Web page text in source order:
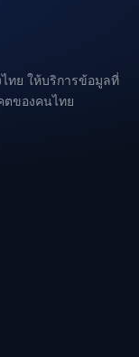
ทย ให้บริการข้อมูลที่
ตของคนไทย